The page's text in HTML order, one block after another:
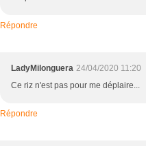
Répondre
LadyMilonguera 24/04/2020 11:20
Ce riz n'est pas pour me déplaire...
Répondre